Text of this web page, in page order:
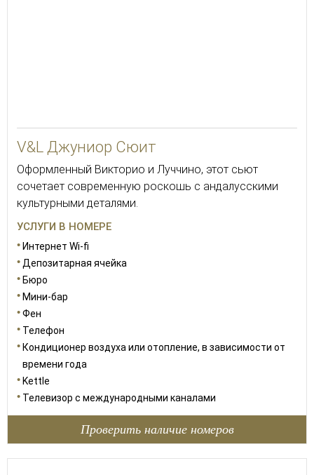
V&L Джуниор Сюит
Оформленный Викторио и Луччино, этот сьют
сочетает современную роскошь с андалусскими
культурными деталями.
УСЛУГИ В НОМЕРЕ
Интернет Wi-fi
Депозитарная ячейка
Бюро
Мини-бар
Фен
Телефон
Кондиционер воздуха или отопление, в зависимости от
времени года
Kettle
Телевизор с международными каналами
Проверить наличие номеров